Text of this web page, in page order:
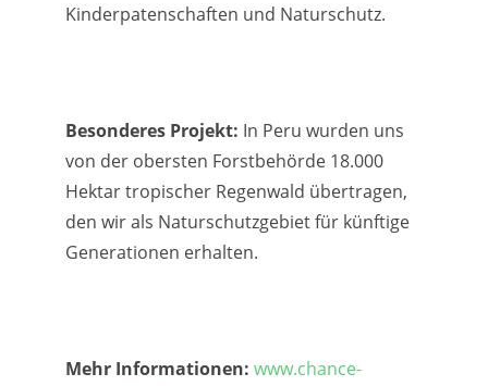
Kinderpatenschaften und Naturschutz.
Besonderes Projekt: In Peru wurden uns
von der obersten Forstbehörde 18.000
Hektar tropischer Regenwald übertragen,
den wir als Naturschutzgebiet für künftige
Generationen erhalten.
Mehr Informationen: www.chance-